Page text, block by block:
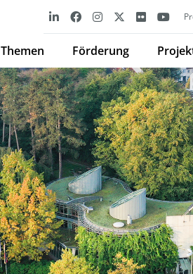
Themen Förderung